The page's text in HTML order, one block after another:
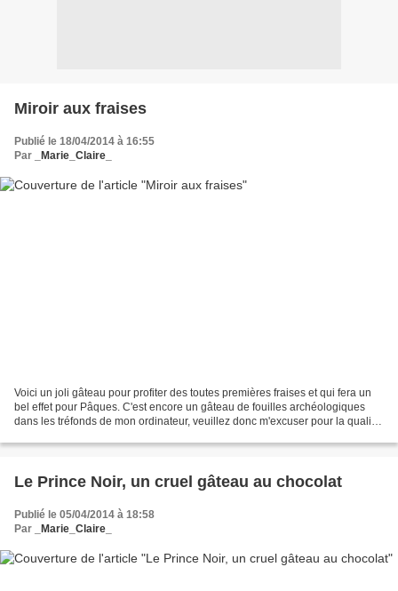
Miroir aux fraises
Publié le 18/04/2014 à 16:55
Par
_Marie_Claire_
Voici un joli gâteau pour profiter des toutes premières fraises et qui fera un
bel effet pour Pâques. C'est encore un gâteau de fouilles archéologiques
dans les tréfonds de mon ordinateur, veuillez donc m'excuser pour la qualité
Le Prince Noir, un cruel gâteau au chocolat
Publié le 05/04/2014 à 18:58
Par
_Marie_Claire_